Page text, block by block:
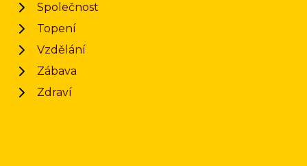
Společnost
Topení
Vzdělání
Zábava
Zdraví